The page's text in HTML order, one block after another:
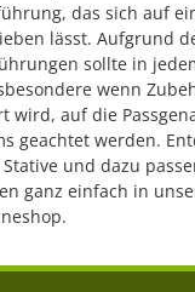
das sich auf
lässt. Aufgrund
sollte in
wenn
wird, auf die
geachtet werden.
und dazu
ganz einfach in